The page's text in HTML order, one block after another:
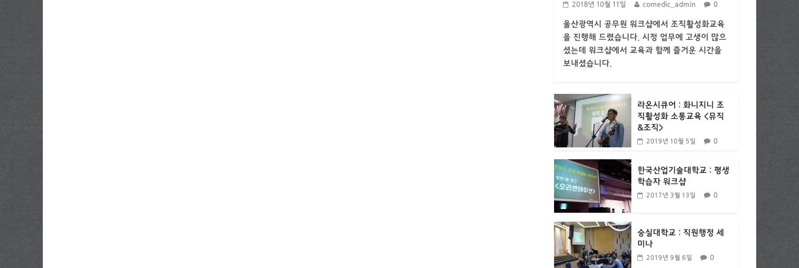
2018년 10월 11일 comedic_admin 0
울산광역시 공무원 워크샵에서 조직활성화교육
을 진행해 드렸습니다. 시정 업무에 고생이 많으
셨는데 워크샵에서 교육과 함께 즐거운 시간을
보내셨습니다.
라온시큐어 : 화니지니 조
직활성화 소통교육 <뮤직
&조직>
2019년 10월 5일 0
한국산업기술대학교 : 평생
학습자 워크샵
2017년 3월 13일 0
숭실대학교 : 직원행정 세
미나
2019년 9월 6일 0